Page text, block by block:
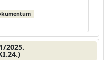
2025.